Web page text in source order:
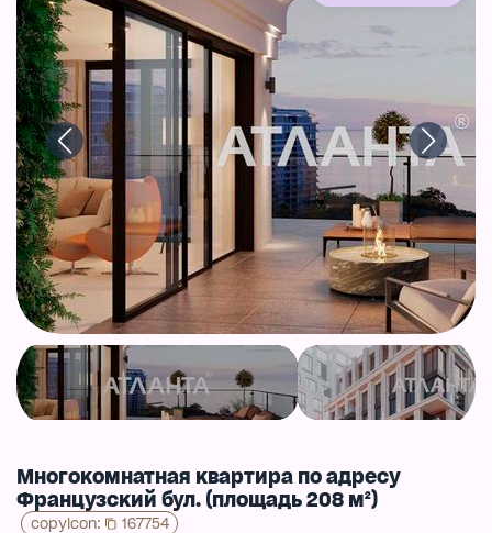
Многокомнатная квартира по адресу
Французский бул. (площадь 208 м²)
copyIcon: 167754